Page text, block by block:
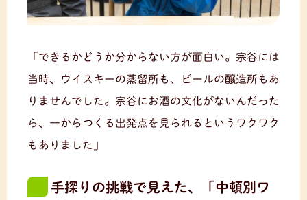
「できるかどうか分からない方が面白い。宗谷には
当時、ウイスキーの蒸留所も、ビールの醸造所もあ
りませんでした。宗谷にお酒の文化がないんだった
ら、一からつくる出発点を見られるというワクワク
もありました」
手探りの挑戦で見えた、「中頓別ワ